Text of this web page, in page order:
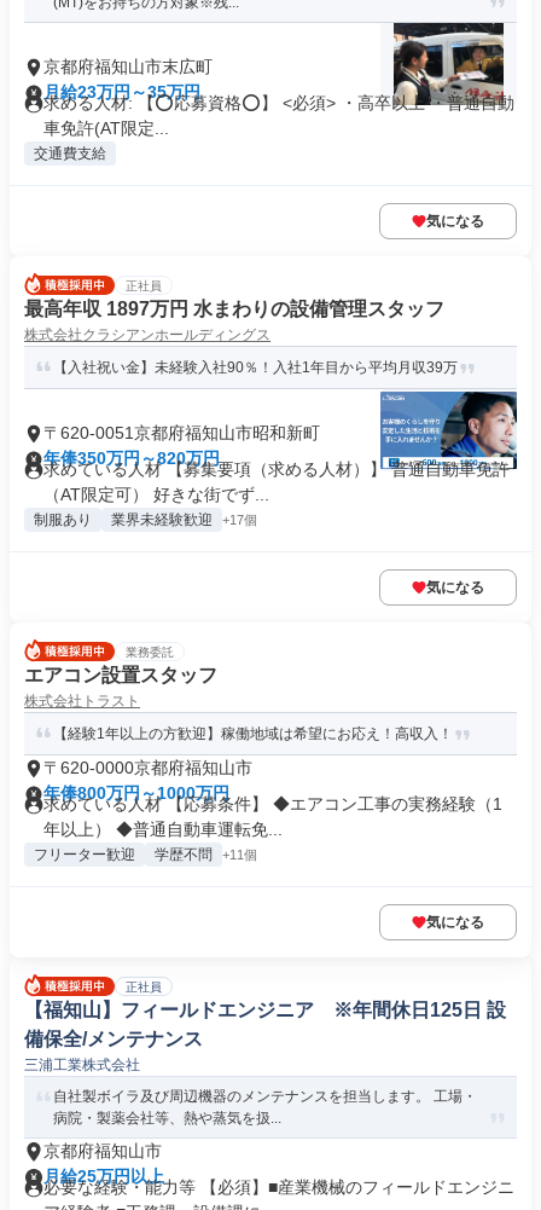
京都府福知山市末広町
月給23万円～35万円
求める人材: 【⭕️応募資格⭕️】 <必須> ・高卒以上 ・普通自動
車免許(AT限定...
交通費支給
気になる
正社員
最高年収 1897万円 水まわりの設備管理スタッフ
株式会社クラシアンホールディングス
【入社祝い金】未経験入社90％！入社1年目から平均月収39万
〒620-0051京都府福知山市昭和新町
年俸350万円～820万円
求めている人材 【募集要項（求める人材）】 普通自動車免許
（AT限定可） 好きな街でず...
制服あり 業界未経験歓迎 +17個
気になる
業務委託
エアコン設置スタッフ
株式会社トラスト
【経験1年以上の方歓迎】稼働地域は希望にお応え！高収入！
〒620-0000京都府福知山市
年俸800万円～1000万円
求めている人材 【応募条件】 ◆エアコン工事の実務経験（1
年以上） ◆普通自動車運転免...
フリーター歓迎 学歴不問 +11個
気になる
正社員
【福知山】フィールドエンジニア ※年間休日125日 設
備保全/メンテナンス
三浦工業株式会社
自社製ボイラ及び周辺機器のメンテナンスを担当します。 工場・
病院・製薬会社等、熱や蒸気を扱...
京都府福知山市
月給25万円以上
必要な経験・能力等 【必須】■産業機械のフィールドエンジニ